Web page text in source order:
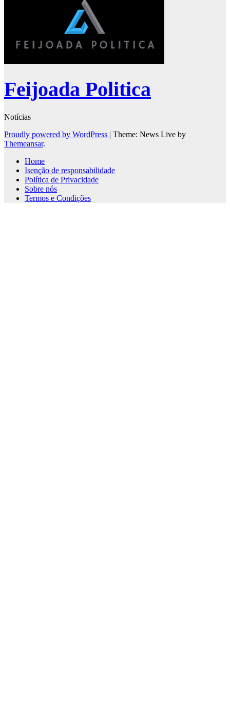
Feijoada Politica
Notícias
Proudly powered by WordPress | Theme: News Live by
Themeansar.
Home
Isenção de responsabilidade
Política de Privacidade
Sobre nós
Termos e Condições